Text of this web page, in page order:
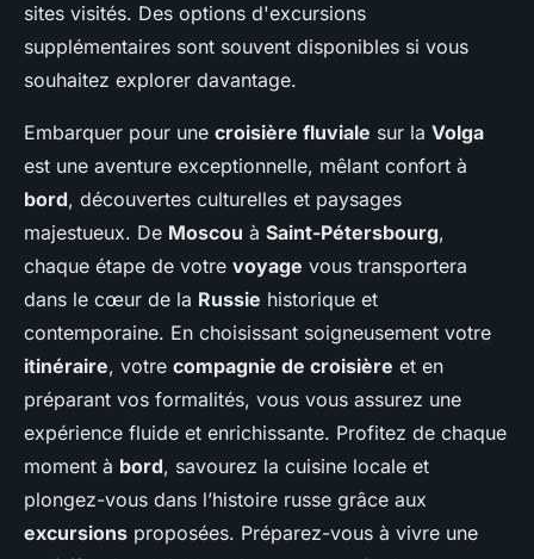
sites visités. Des options d'excursions
supplémentaires sont souvent disponibles si vous
souhaitez explorer davantage.
Embarquer pour une croisière fluviale sur la Volga
est une aventure exceptionnelle, mêlant confort à
bord, découvertes culturelles et paysages
majestueux. De Moscou à Saint-Pétersbourg,
chaque étape de votre voyage vous transportera
dans le cœur de la Russie historique et
contemporaine. En choisissant soigneusement votre
itinéraire, votre compagnie de croisière et en
préparant vos formalités, vous vous assurez une
expérience fluide et enrichissante. Profitez de chaque
moment à bord, savourez la cuisine locale et
plongez-vous dans l’histoire russe grâce aux
excursions proposées. Préparez-vous à vivre une